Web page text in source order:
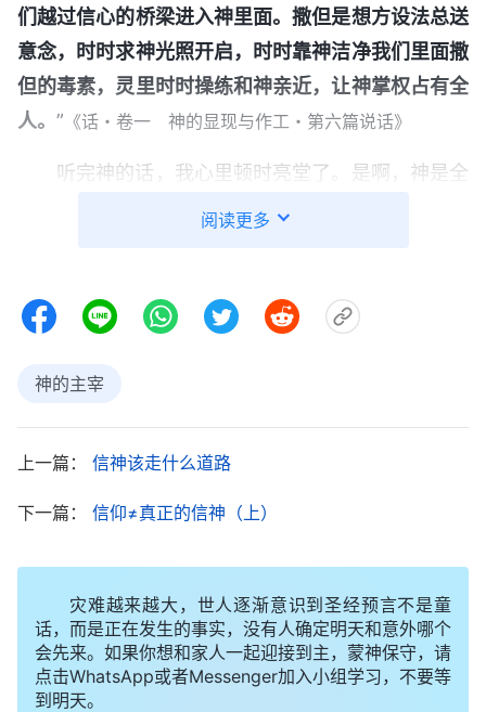
们越过信心的桥梁进入神里面。撒但是想方设法总送
意念，时时求神光照开启，时时靠神洁净我们里面撒
但的毒素，灵里时时操练和神亲近，让神掌权占有全
人。 ” 《话・卷一 神的显现与作工・第六篇说话》
听完神的话，我心里顿时亮堂了。是啊，神是全
能的，我的生命是神赐给也由神掌握，今天临到这样
望神，对神产生真实的信心，凭神的话胜过撒但的一
从得知自己得了这病后，就一直活在害怕、恐惧中，
生活的动力，做什么事都没心思，甚至对人生都失去
解、埋怨神不看顾、保守我，在这些事实面前显明我
以口犯罪，而是寻求神的心意，相信神作的都是对
的，不失去对神的信心，在痛苦中仍称颂神的圣名，
最终得到了神的称许，蒙了神的赐福。现在想想，神
阅读更多
神的主宰
上一篇： 信神该走什么道路
下一篇： 信仰≠真正的信神（上）
灾难越来越大，世人逐渐意识到圣经预言不是童
话，而是正在发生的事实，没有人确定明天和意外哪个
会先来。如果你想和家人一起迎接到主，蒙神保守，请
点击WhatsApp或者Messenger加入小组学习，不要等
到明天。